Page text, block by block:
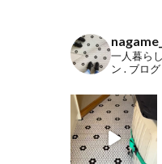
一人暮らし
ン . ブロ